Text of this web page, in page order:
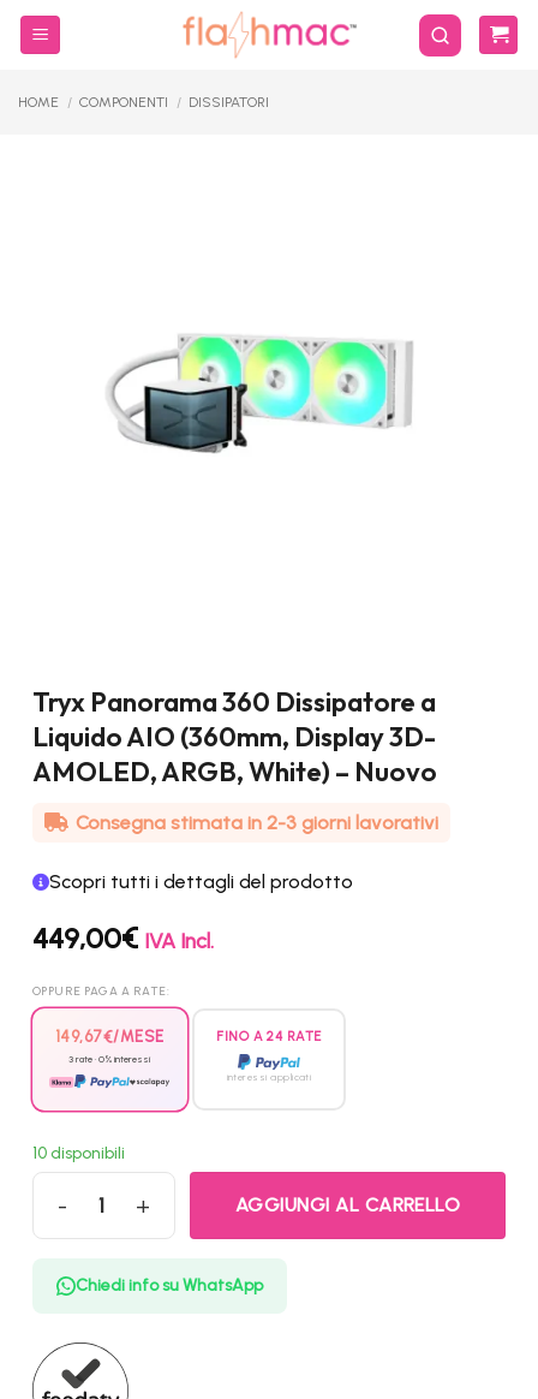
Salta
HOME / COMPONENTI / DISSIPATORI
Tryx Panorama 360 Dissipatore a
Liquido AIO (360mm, Display 3D-
AMOLED, ARGB, White) – Nuovo
Consegna stimata in 2-3 giorni lavorativi
Scopri tutti i dettagli del prodotto
449,00€ IVA Incl.
OPPURE PAGA A RATE:
149,67€/MESE
3 rate · 0% interessi
FINO A 24 RATE
interessi applicati
10 disponibili
Tryx Panorama 360 Dissipatore a Liquido AIO (360mm, Display 3D-
AGGIUNGI AL CARRELLO
Chiedi info su WhatsApp